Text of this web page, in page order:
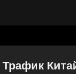
Трафик